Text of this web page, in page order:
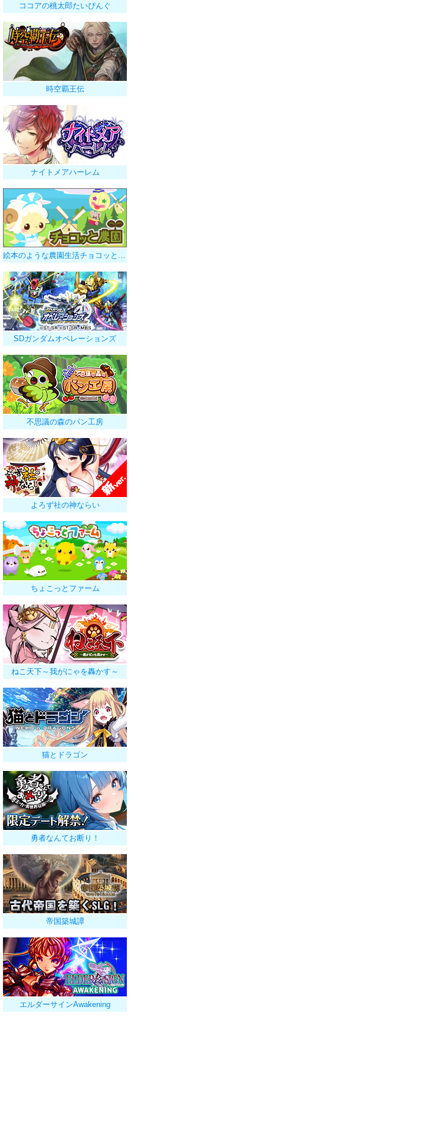
ココアの桃太郎たいぴんぐ
時空覇王伝
ナイトメアハーレム
絵本のような農園生活チョコッと農園
SDガンダムオペレーションズ
不思議の森のパン工房
よろず社の神ならい
ちょこっとファーム
ねこ天下～我がにゃを轟かす～
猫とドラゴン
勇者なんてお断り！
帝国築城譚
エルダーサインAwakening